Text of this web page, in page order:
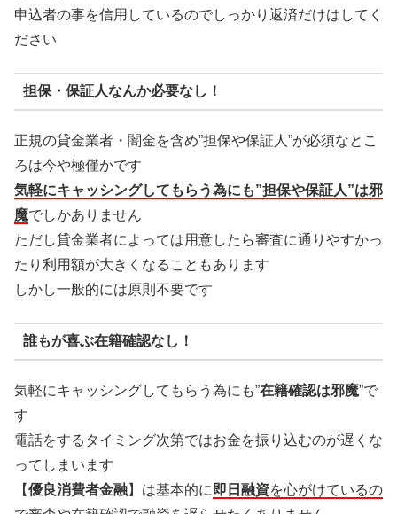
申込者の事を信用しているのでしっかり返済だけはしてく
ださい
担保・保証人なんか必要なし！
正規の貸金業者・闇金を含め”担保や保証人”が必須なとこ
ろは今や極僅かです
気軽にキャッシングしてもらう為にも”担保や保証人”は邪
魔でしかありません
ただし貸金業者によっては用意したら審査に通りやすかっ
たり利用額が大きくなることもあります
しかし一般的には原則不要です
誰もが喜ぶ在籍確認なし！
気軽にキャッシングしてもらう為にも”在籍確認は邪魔”で
す
電話をするタイミング次第ではお金を振り込むのが遅くな
ってしまいます
【優良消費者金融】は基本的に 即日融資を心がけているの